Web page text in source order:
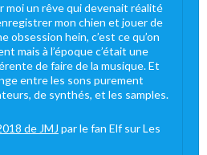
moi un rêve qui devenait réalité
mon chien et jouer de
obsession hein, c’est ce qu’on
mais à l’époque c’était une
de faire de la musique. Et
entre les sons purement
de synthés, et les samples.
de JMJ par le fan Elf sur Les